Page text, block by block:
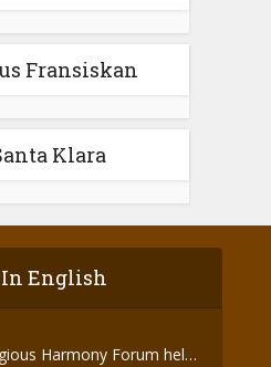
Fransiskan
Klara
English
Harmony Forum held